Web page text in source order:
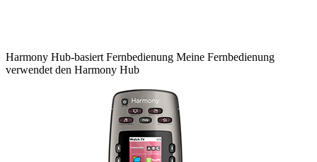
Harmony Hub-basiert Fernbedienung Meine Fernbedienung
verwendet den Harmony Hub